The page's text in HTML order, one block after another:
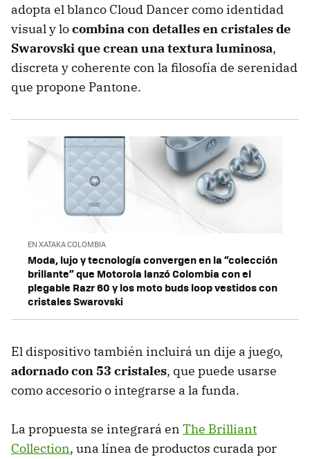
adopta el blanco Cloud Dancer como identidad
visual y locombina con detalles en cristales de
Swarovski que crean una textura luminosa,
discreta y coherente con la filosofía de serenidad
que propone Pantone.
EN XATAKA COLOMBIA
Moda, lujo y tecnología convergen en la “colección
brillante” que Motorola lanzó Colombia con el
plegable Razr 60 y los moto buds loop vestidos con
cristales Swarovski
El dispositivo también incluirá un dije a juego,
adornado con 53 cristales, que puede usarse
como accesorio o integrarse a la funda.
La propuesta se integrará en The Brilliant
Collection, una línea de productos curada por